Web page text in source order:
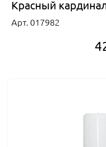
Красный
Арт. 017982